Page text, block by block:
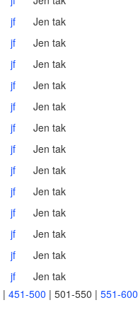
jf
Jen tak
jf
Jen tak
jf
Jen tak
jf
Jen tak
jf
Jen tak
jf
Jen tak
jf
Jen tak
jf
Jen tak
jf
Jen tak
jf
Jen tak
jf
Jen tak
jf
Jen tak
jf
Jen tak
| 451-500 | 501-550 | 551-600